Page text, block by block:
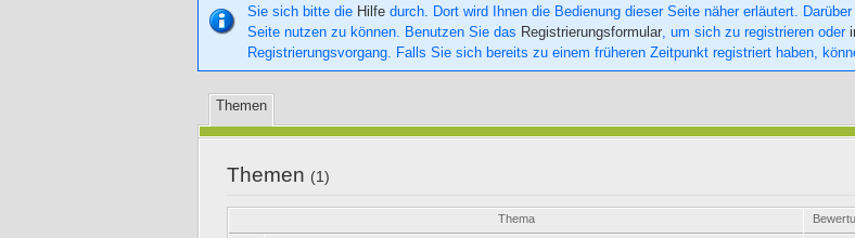
Sie sich bitte die Hilfe durch. Dort wird Ihnen die Bedienung dieser Seite näher erläutert.
Seite nutzen zu können. Benutzen Sie das Registrierungsformular, um sich zu registrieren oder
Registrierungsvorgang. Falls Sie sich bereits zu einem früheren Zeitpunkt registriert haben,
Themen
Themen (1)
Thema